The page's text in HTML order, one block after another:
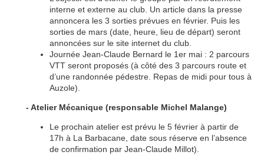
interne et externe au club. Un article dans la presse
annoncera les 3 sorties prévues en février. Puis les
sorties de mars (date, heure, lieu de départ) seront
annoncées sur le site internet du club.
Journée Jean-Claude Bernard le 1er mai : 2 parcours
VTT seront proposés (à côté des 3 parcours route et
d’une randonnée pédestre. Repas de midi pour tous à
Auzole).
- Atelier Mécanique (responsable Michel Malange)
Le prochain atelier est prévu le 5 février à partir de
17h à La Barbacane, date sous réserve en l’absence
de confirmation par Jean-Claude Millot).